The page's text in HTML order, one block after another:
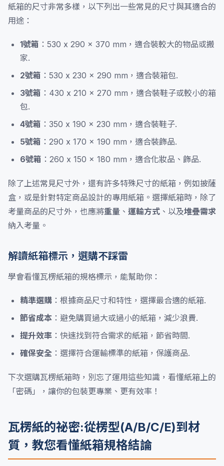
紙箱的尺寸非常多樣，以下列出一些常見的尺寸與其適合的
用途：
1號箱 ：530 x 290 x 370 mm，適合裝較大的物品或搬
家.
2號箱 ：530 x 230 x 290 mm，適合裝箱包.
3號箱 ：430 x 210 x 270 mm，適合裝鞋子或較小的箱
包.
4號箱 ：350 x 190 x 230 mm，適合裝鞋子.
5號箱 ：290 x 170 x 190 mm，適合裝飾品.
6號箱 ：260 x 150 x 180 mm，適合化妝品、飾品.
除了上述常見尺寸外，還有許多特殊尺寸的紙箱，例如披薩
盒，或是針對特定商品設計的專用紙箱。選擇紙箱時，除了
考量商品的尺寸外，也應將重量 、 運輸方式 、以及堆疊需求
納入考量。
解讀紙箱標示，選購不踩雷
學會看懂瓦楞紙箱的規格標示，能幫助你：
精準選購 ：根據商品尺寸和特性，選擇最合適的紙箱.
節省成本 ：避免購買過大或過小的紙箱，減少浪費.
提升效率 ：快速找到符合需求的紙箱，節省時間.
確保安全 ：選擇符合運輸標準的紙箱，保護商品.
下次選購瓦楞紙箱時，別忘了運用這些知識，看懂紙箱上的
「密碼」，讓你的包裝更專業、更有效率！
瓦楞紙的祕密:從楞型(A/B/C/E)到材
質，教您看懂紙箱規格結論